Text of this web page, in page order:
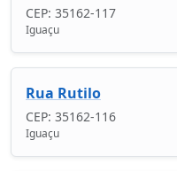
CEP: 35162-117
Iguaçu
Rua Rutilo
CEP: 35162-116
Iguaçu